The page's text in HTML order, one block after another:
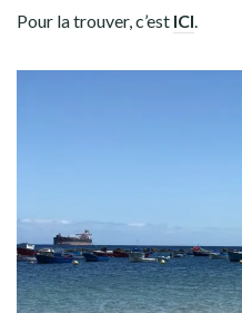
Pour la trouver, c’est ICI.